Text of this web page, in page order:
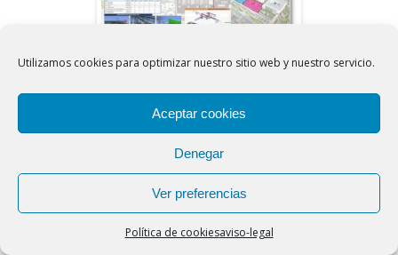
Utilizamos cookies para optimizar nuestro sitio web y nuestro servicio.
Aceptar cookies
Denegar
Ver preferencias
Política de cookiesaviso-legal